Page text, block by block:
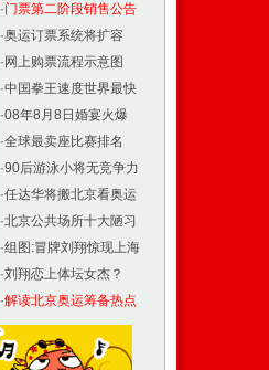
·门票第二阶段销售公告
·奥运订票系统将扩容
· 网上购票流程示意图
·中国拳王速度世界最快
·08年8月8日婚宴火爆
·全球最卖座比赛排名
·90后游泳小将无竞争力
·任达华将搬北京看奥运
·北京公共场所十大陋习
·组图:冒牌刘翔惊现上海
·刘翔恋上体坛女杰？
·解读北京奥运筹备热点